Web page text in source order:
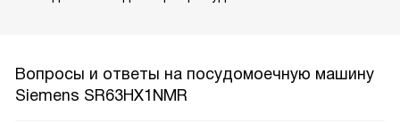
Вопросы и ответы на посудомоечную машину
Siemens SR63HX1NMR